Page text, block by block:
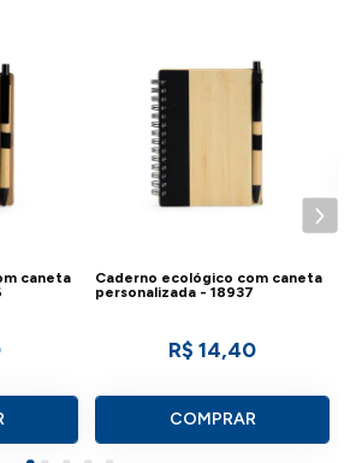
caneta
Caderno ecológico com caneta
personalizada - 18937
R$ 14,40
COMPRAR